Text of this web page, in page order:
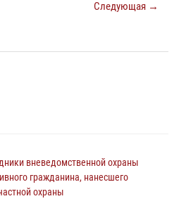
Следующая →
вневедомственной охраны
гражданина, нанесшего
охраны